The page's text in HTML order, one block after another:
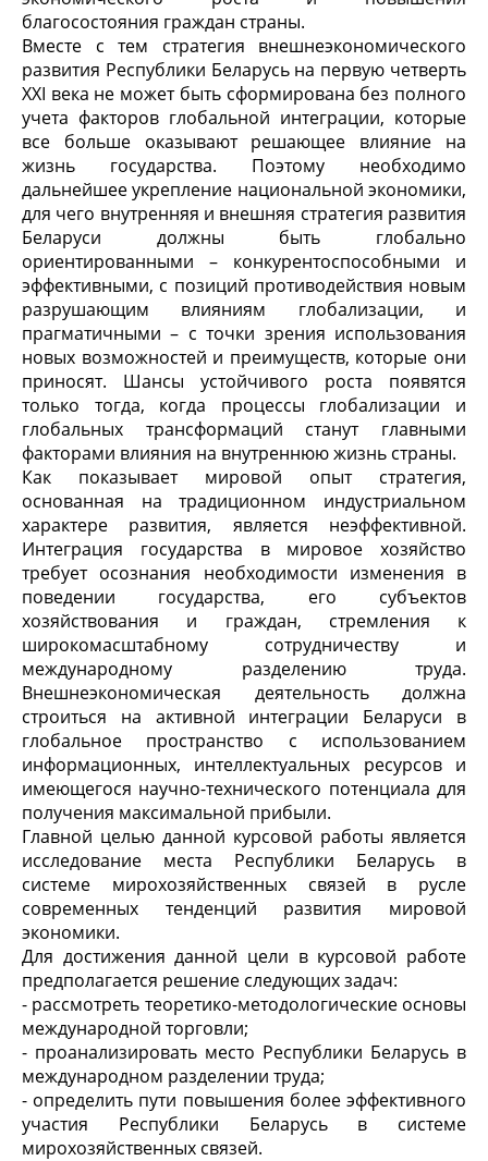
благосостояния граждан страны.
Вместе с тем стратегия внешнеэкономического
развития Республики Беларусь на первую четверть
XXI века не может быть сформирована без полного
учета факторов глобальной интеграции, которые
все больше оказывают решающее влияние на
жизнь государства. Поэтому необходимо
дальнейшее укрепление национальной экономики,
для чего внутренняя и внешняя стратегия развития
Беларуси должны быть глобально
ориентированными – конкурентоспособными и
эффективными, с позиций противодействия новым
разрушающим влияниям глобализации, и
прагматичными – с точки зрения использования
новых возможностей и преимуществ, которые они
приносят. Шансы устойчивого роста появятся
только тогда, когда процессы глобализации и
глобальных трансформаций станут главными
факторами влияния на внутреннюю жизнь страны.
Как показывает мировой опыт стратегия,
основанная на традиционном индустриальном
характере развития, является неэффективной.
Интеграция государства в мировое хозяйство
требует осознания необходимости изменения в
поведении государства, его субъектов
хозяйствования и граждан, стремления к
широкомасштабному сотрудничеству и
международному разделению труда.
Внешнеэкономическая деятельность должна
строиться на активной интеграции Беларуси в
глобальное пространство с использованием
информационных, интеллектуальных ресурсов и
имеющегося научно-технического потенциала для
получения максимальной прибыли.
Главной целью данной курсовой работы является
исследование места Республики Беларусь в
системе мирохозяйственных связей в русле
современных тенденций развития мировой
экономики.
Для достижения данной цели в курсовой работе
предполагается решение следующих задач:
- рассмотреть теоретико-методологические основы
международной торговли;
- проанализировать место Республики Беларусь в
международном разделении труда;
- определить пути повышения более эффективного
участия Республики Беларусь в системе
мирохозяйственных связей.